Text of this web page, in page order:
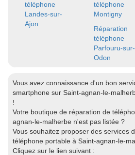
téléphone
Landes-sur-
Ajon
téléphone
Montigny
Réparation
téléphone
Parfouru-sur-
Odon
Vous avez connaissance d'un bon
smartphone sur Saint-agnan-le-
!
Votre boutique de réparation de
agnan-le-malherbe n'est pas listée ?
Vous souhaitez proposer des services
téléphone portable à Saint-agnan-le-
Cliquez sur le lien suivant :